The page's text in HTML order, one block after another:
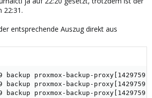
22:31.
entsprechende Auszug direkt aus
backup proxmox-backup-
backup proxmox-backup-
backup proxmox-backup-